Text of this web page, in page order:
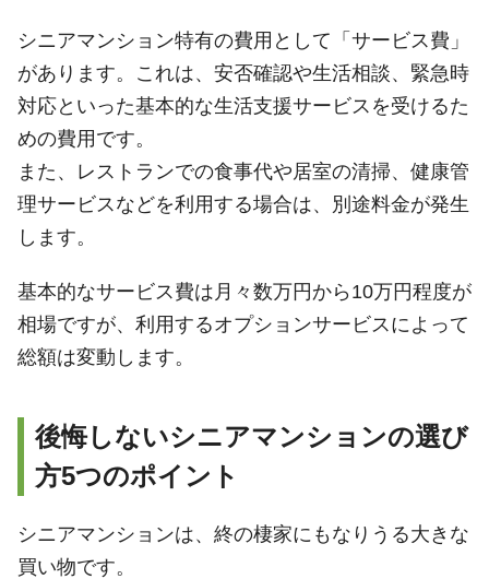
シニアマンション特有の費用として「サービス費」
があります。これは、安否確認や生活相談、緊急時
対応といった基本的な生活支援サービスを受けるた
めの費用です。
また、レストランでの食事代や居室の清掃、健康管
理サービスなどを利用する場合は、別途料金が発生
します。
基本的なサービス費は月々数万円から10万円程度が
相場ですが、利用するオプションサービスによって
総額は変動します。
後悔しないシニアマンションの選び
方5つのポイント
シニアマンションは、終の棲家にもなりうる大きな
買い物です。